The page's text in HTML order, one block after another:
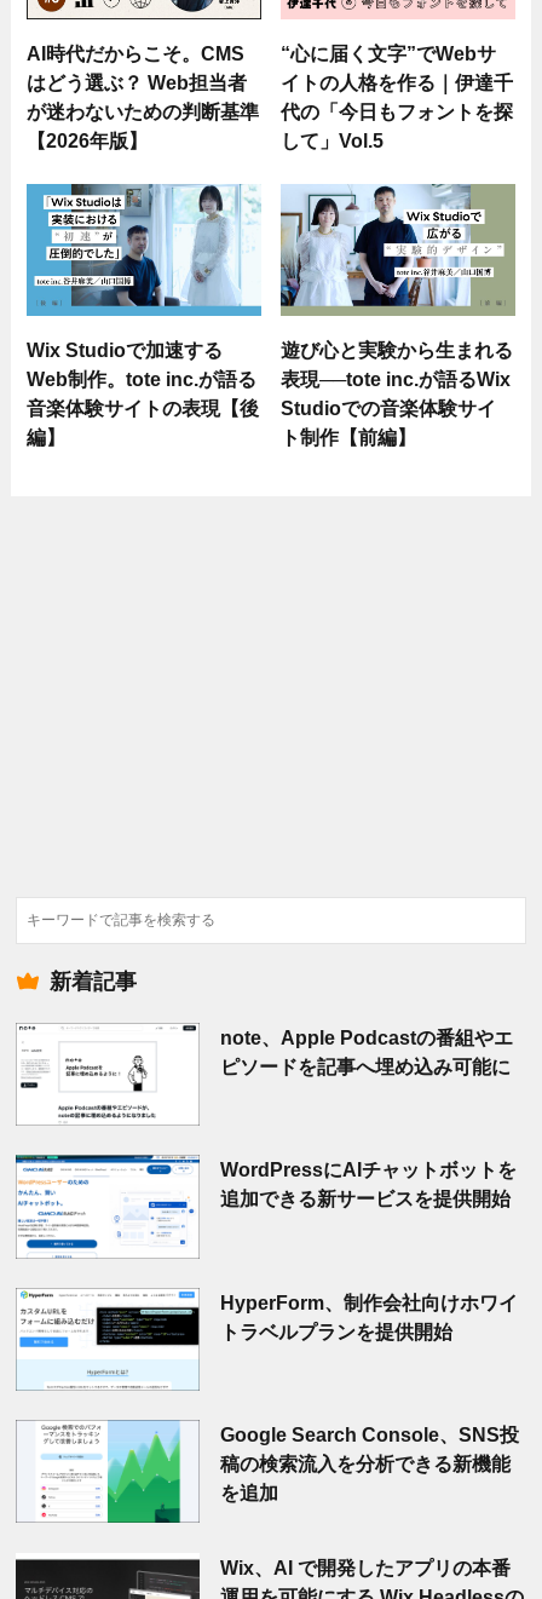
AI時代だからこそ。CMS
はどう選ぶ？ Web担当者
が迷わないための判断基準
【2026年版】
“心に届く文字”でWebサ
イトの人格を作る｜伊達千
代の「今日もフォントを探
して」Vol.5
Wix Studioで加速する
Web制作。tote inc.が語る
音楽体験サイトの表現【後
編】
遊び心と実験から生まれる
表現──tote inc.が語るWix
Studioでの音楽体験サイ
ト制作【前編】
検
索
新着記事
note、Apple Podcastの番組やエ
ピソードを記事へ埋め込み可能に
WordPressにAIチャットボットを
追加できる新サービスを提供開始
HyperForm、制作会社向けホワイ
トラベルプランを提供開始
Google Search Console、SNS投
稿の検索流入を分析できる新機能
を追加
Wix、AI で開発したアプリの本番